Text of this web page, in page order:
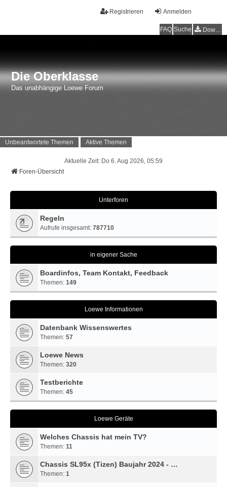
Anmelden
Registrieren
FAQ Suche Downloads
Die Oberklasse
Das unabhängige Loewe Forum
Unbeantwortete Themen Aktive Themen
Aktuelle Zeit: Do 6. Aug 2026, 05:59
Foren-Übersicht
Unterforen
Regeln
Aufrufe insgesamt: 787710
in eigener Sache
Boardinfos, Team Kontakt, Feedback
Themen: 149
Loewe Informationen
Datenbank Wissenswertes
Themen: 57
Loewe News
Themen: 320
Testberichte
Themen: 45
Loewe Geräte
Welches Chassis hat mein TV?
Themen: 11
Chassis SL95x (Tizen) Baujahr 2024 - …
Themen: 1